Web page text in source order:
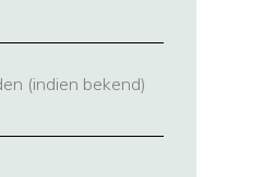
(indien bekend)